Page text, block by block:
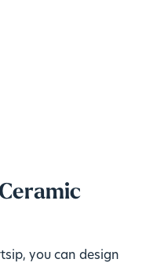
you can design